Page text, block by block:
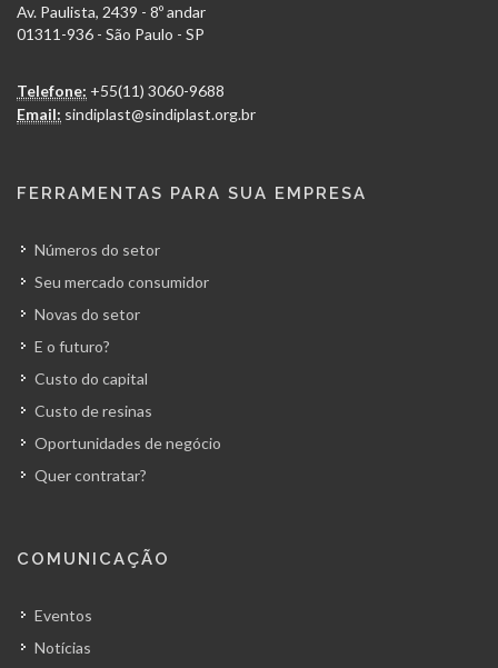
Av. Paulista, 2439 - 8º andar
01311-936 - São Paulo - SP
Telefone: +55(11) 3060-9688
Email: sindiplast@sindiplast.org.br
FERRAMENTAS PARA SUA EMPRESA
Números do setor
Seu mercado consumidor
Novas do setor
E o futuro?
Custo do capital
Custo de resinas
Oportunidades de negócio
Quer contratar?
COMUNICAÇÃO
Eventos
Notícias